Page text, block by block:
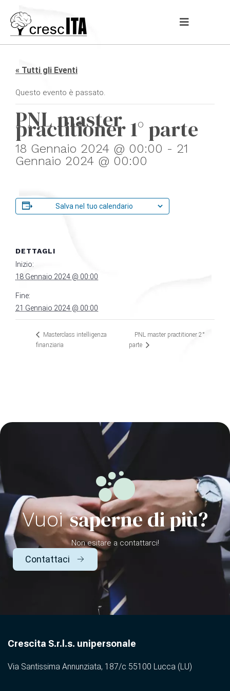
« Tutti gli Eventi
Questo evento è passato.
PNL master
practitioner 1° parte
18 Gennaio 2024 @ 00:00 - 21
Gennaio 2024 @ 00:00
Salva nel tuo calendario
DETTAGLI
Inizio:
18 Gennaio 2024 @ 00:00
Fine:
21 Gennaio 2024 @ 00:00
Masterclass intelligenza
finanziaria
PNL master practitioner 2°
parte
Vuoisaperne di più?
Non esitare a contattarci!
Contattaci
Crescita S.r.l.s. unipersonale
Via Santissima Annunziata, 187/c 55100 Lucca (LU)